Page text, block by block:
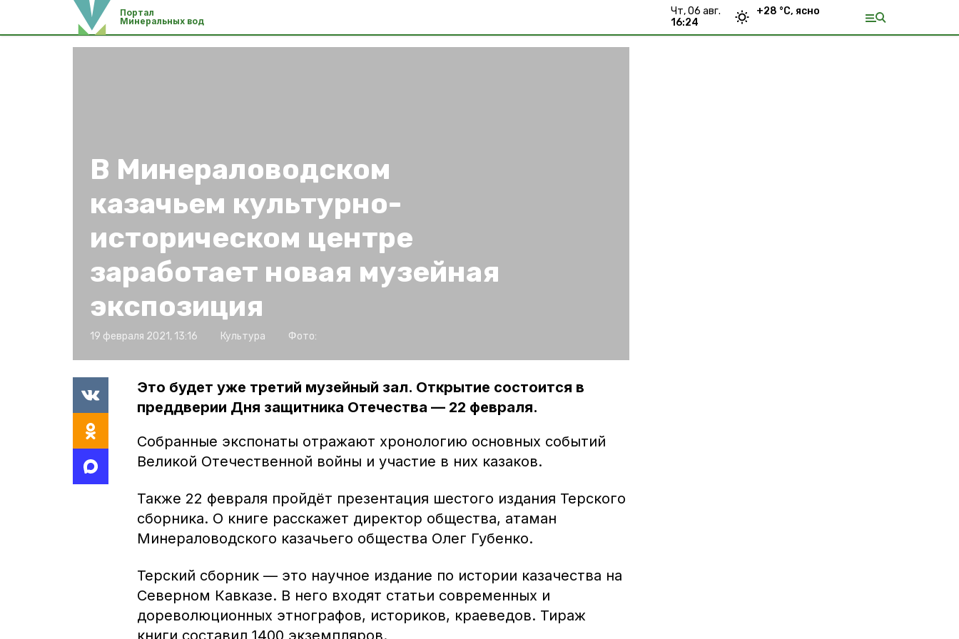
Портал
Минеральных вод
чт, 06 авг.
16:24
+28 °С, ясно
В Минераловодском
казачьем культурно-
историческом центре
заработает новая музейная
экспозиция
19 февраля 2021, 13:16 Культура Фото:
Это будет уже третий музейный зал. Открытие состоится в
преддверии Дня защитника Отечества — 22 февраля.
Собранные экспонаты отражают хронологию основных событий
Великой Отечественной войны и участие в них казаков.
Также 22 февраля пройдёт презентация шестого издания Терского
сборника. О книге расскажет директор общества, атаман
Минераловодского казачьего общества Олег Губенко.
Терский сборник — это научное издание по истории казачества на
Северном Кавказе. В него входят статьи современных и
дореволюционных этнографов, историков, краеведов. Тираж
книги составил 1400 экземпляров.